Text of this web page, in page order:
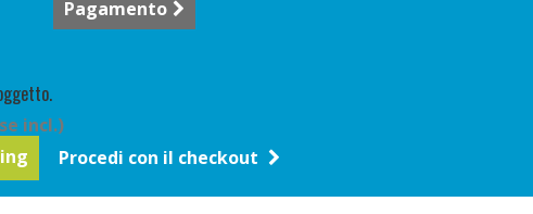
Pagamento
incl.)
Procedi con il checkout